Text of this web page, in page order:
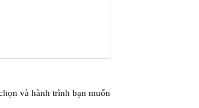
và hành trình bạn muốn